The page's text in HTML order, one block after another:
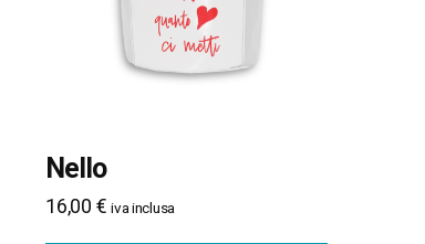
Nello
16,00 € iva inclusa